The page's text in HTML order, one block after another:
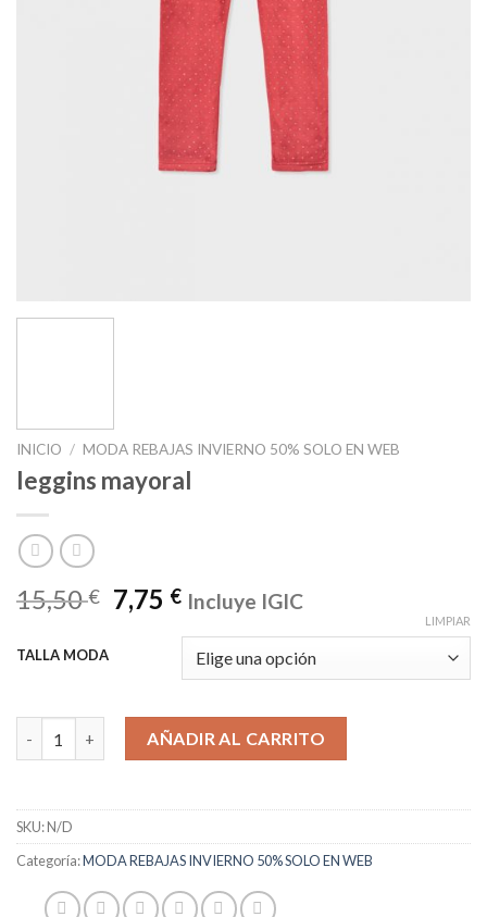
INICIO / MODA REBAJAS INVIERNO 50% SOLO EN WEB
leggins mayoral
15,50€ 7,75 € Incluye IGIC
TALLA MODA
LIMPIAR
leggins mayoral cantidadAÑADIR AL CARRITO
SKU:N/D
Categoría:MODA REBAJAS INVIERNO 50% SOLO EN WEB